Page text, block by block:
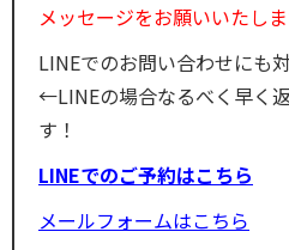
メッセージをお願いいたしま
LINEでのお問い合わせにも
←LINEの場合なるべく早く
す！
LINEでのご予約はこちら
メールフォームはこちら